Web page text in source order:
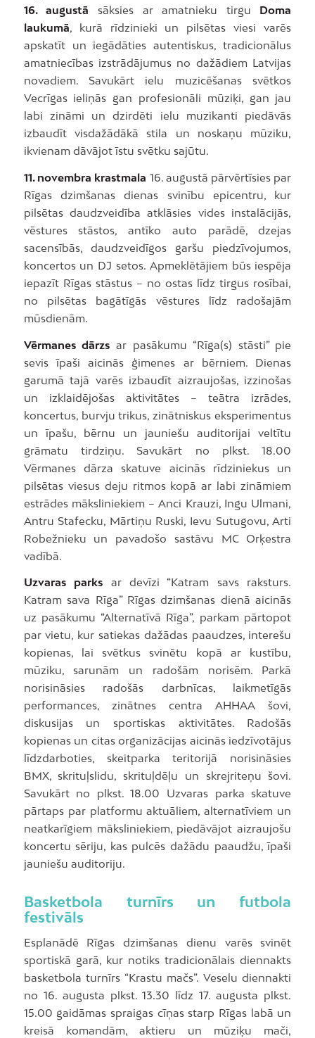
16. augustā sāksies ar amatnieku tirgu Doma
laukumā, kurā rīdzinieki un pilsētas viesi varēs
apskatīt un iegādāties autentiskus, tradicionālus
amatniecības izstrādājumus no dažādiem Latvijas
novadiem. Savukārt ielu muzicēšanas svētkos
Vecrīgas ieliņās gan profesionāli mūziķi, gan jau
labi zināmi un dzirdēti ielu muzikanti piedāvās
izbaudīt visdažādākā stila un noskaņu mūziku,
ikvienam dāvājot īstu svētku sajūtu.
11. novembra krastmala 16. augustā pārvērtīsies par
Rīgas dzimšanas dienas svinību epicentru, kur
pilsētas daudzveidība atklāsies vides instalācijās,
vēstures stāstos, antīko auto parādē, dzejas
sacensībās, daudzveidīgos garšu piedzīvojumos,
koncertos un DJ setos. Apmeklētājiem būs iespēja
iepazīt Rīgas stāstus – no ostas līdz tirgus rosībai,
no pilsētas bagātīgās vēstures līdz radošajām
mūsdienām.
Vērmanes dārzs ar pasākumu “Rīga(s) stāsti” pie
sevis īpaši aicinās ģimenes ar bērniem. Dienas
garumā tajā varēs izbaudīt aizraujošas, izzinošas
un izklaidējošas aktivitātes – teātra izrādes,
koncertus, burvju trikus, zinātniskus eksperimentus
un īpašu, bērnu un jauniešu auditorijai veltītu
grāmatu tirdziņu. Savukārt no plkst. 18.00
Vērmanes dārza skatuve aicinās rīdziniekus un
pilsētas viesus deju ritmos kopā ar labi zināmiem
estrādes māksliniekiem – Anci Krauzi, Ingu Ulmani,
Antru Stafecku, Mārtiņu Ruski, Ievu Sutugovu, Arti
Robežnieku un pavadošo sastāvu MC Orķestra
vadībā.
Uzvaras parks ar devīzi “Katram savs raksturs.
Katram sava Rīga” Rīgas dzimšanas dienā aicinās
uz pasākumu “Alternatīvā Rīga”, parkam pārtopot
par vietu, kur satiekas dažādas paaudzes, interešu
kopienas, lai svētkus svinētu kopā ar kustību,
mūziku, sarunām un radošām norisēm. Parkā
norisināsies radošās darbnīcas, laikmetīgās
performances, zinātnes centra AHHAA šovi,
diskusijas un sportiskas aktivitātes. Radošās
kopienas un citas organizācijas aicinās iedzīvotājus
līdzdarboties, skeitparka teritorijā norisināsies
BMX, skrituļslidu, skrituļdēļu un skrejriteņu šovi.
Savukārt no plkst. 18.00 Uzvaras parka skatuve
pārtaps par platformu aktuāliem, alternatīviem un
neatkarīgiem māksliniekiem, piedāvājot aizraujošu
koncertu sēriju, kas pulcēs dažādu paaudžu, īpaši
jauniešu auditoriju.
Basketbola turnīrs un futbola
festivāls
Esplanādē Rīgas dzimšanas dienu varēs svinēt
sportiskā garā, kur notiks tradicionālais diennakts
basketbola turnīrs “Krastu mačs”. Veselu diennakti
no 16. augusta plkst. 13.30 līdz 17. augusta plkst.
15.00 gaidāmas spraigas cīņas starp Rīgas labā un
kreisā komandām, aktieru un mūziķu mači,